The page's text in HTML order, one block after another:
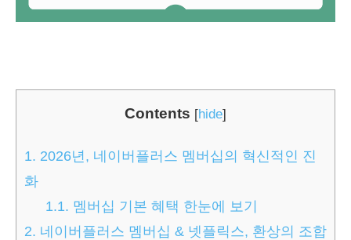
Contents [hide]
1. 2026년, 네이버플러스 멤버십의 혁신적인 진
화
1.1. 멤버십 기본 혜택 한눈에 보기
2. 네이버플러스 멤버십 & 넷플릭스, 환상의 조합